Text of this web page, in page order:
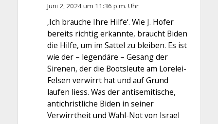
Juni 2, 2024 um 11:36 p.m. Uhr
‚Ich brauche Ihre Hilfe‘. Wie J. Hofer
bereits richtig erkannte, braucht Biden
die Hilfe, um im Sattel zu bleiben. Es ist
wie der – legendäre – Gesang der
Sirenen, der die Bootsleute am Lorelei-
Felsen verwirrt hat und auf Grund
laufen liess. Was der antisemitische,
antichristliche Biden in seiner
Verwirrtheit und Wahl-Not von Israel